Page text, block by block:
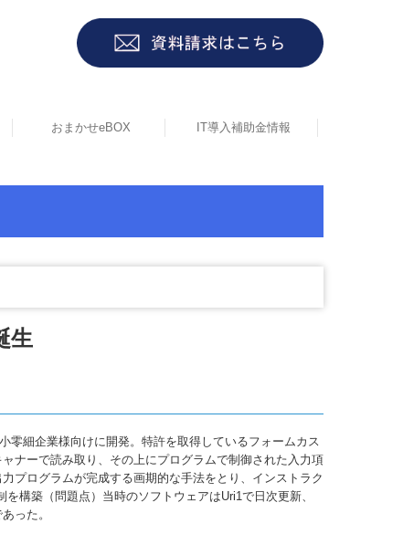
おまかせeBOX IT導入補助金情報
生
零細企業様向けに開発。特許を取得しているフォームカス
ナーで読み取り、その上にプログラムで制御された入力項
プログラムが完成する画期的な手法をとり、インストラク
構築（問題点）当時のソフトウェアはUri1で日次更新、
った。